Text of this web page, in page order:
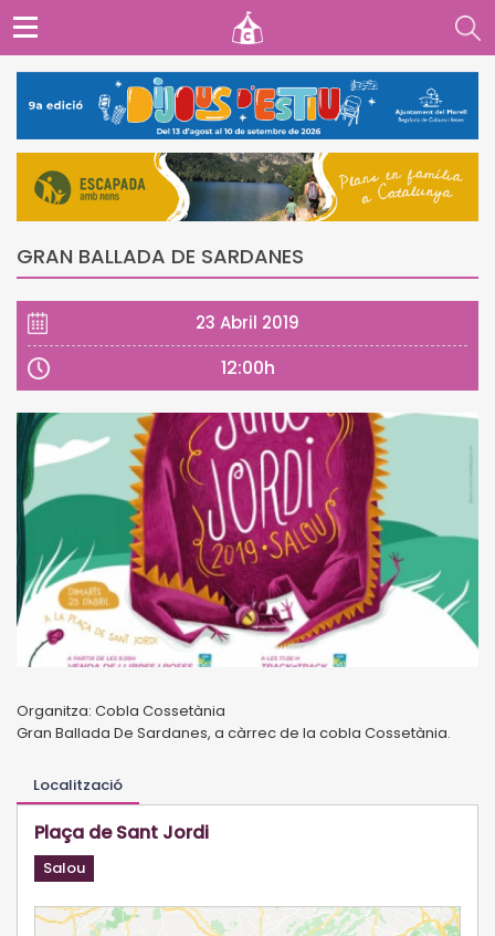
GRAN BALLADA DE SARDANES
23 Abril 2019
12:00h
Organitza: Cobla Cossetània
Gran Ballada De Sardanes, a càrrec de la cobla Cossetània.
Localització
Plaça de Sant Jordi
Salou